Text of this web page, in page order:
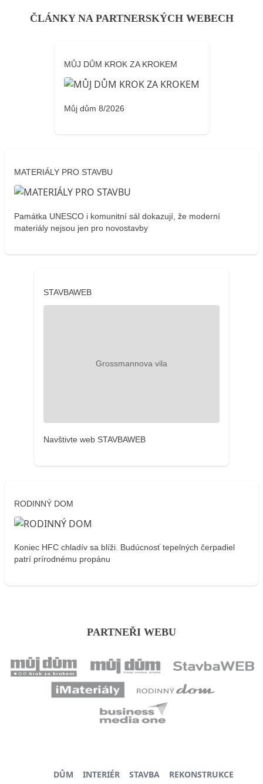
ČLÁNKY NA PARTNERSKÝCH WEBECH
MŮJ DŮM KROK ZA KROKEM
Můj dům 8/2026
MATERIÁLY PRO STAVBU
Památka UNESCO i komunitní sál dokazují, že moderní
materiály nejsou jen pro novostavby
STAVBAWEB
Navštivte web STAVBAWEB
RODINNÝ DOM
Koniec HFC chladív sa blíži. Budúcnosť tepelných čerpadiel
patrí prírodnému propánu
PARTNEŘI WEBU
DŮM INTERIÉR STAVBA REKONSTRUKCE